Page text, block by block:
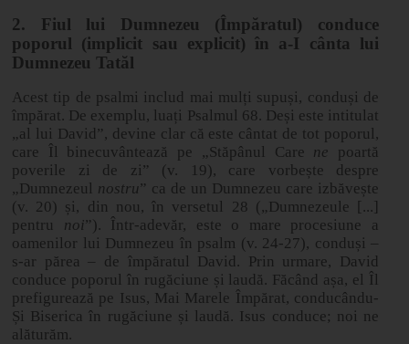
2. Fiul lui Dumnezeu (Împăratul) conduce
poporul (implicit sau explicit) în a-I cânta lui
Dumnezeu Tatăl
Acest tip de psalmi includ mai mulți supuși, conduși de
împărat. De exemplu, luați Psalmul 68. Deși este intitulat
„al lui David”, devine clar că este cântat de tot poporul,
care Îl binecuvântează pe „Stăpânul Care ne poartă
poverile zi de zi” (v. 19), care vorbește despre
„Dumnezeul nostru” ca de un Dumnezeu care izbăvește
(v. 20) și, din nou, în versetul 28 („Dumnezeule [...]
pentru noi”). Într-adevăr, este o mare procesiune a
oamenilor lui Dumnezeu în psalm (v. 24‑27), conduși –
s-ar părea – de împăratul David. Prin urmare, David
conduce poporul în rugăciune și laudă. Făcând așa, el Îl
prefigurează pe Isus, Mai Marele Împărat, conducându-
Și Biserica în rugăciune și laudă. Isus conduce; noi ne
alăturăm.